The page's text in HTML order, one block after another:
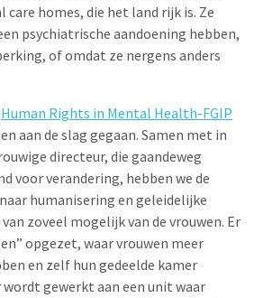
homes, die het land rijk is. Ze
psychiatrische aandoening hebben,
of omdat ze nergens anders
Human Rights in Mental Health-FGIP
aan de slag gegaan. Samen met in
directeur, die gaandeweg
voor verandering, hebben we de
humanisering en geleidelijke
zoveel mogelijk van de vrouwen. Er
opgezet, waar vrouwen meer
en zelf hun gedeelde kamer
gewerkt aan een unit waar